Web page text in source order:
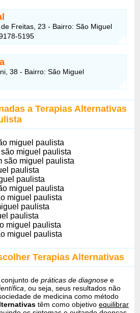
Freitas, 23 - Bairro: São Miguel
5195
38 - Bairro: São Miguel
a Terapias Alternativas
miguel paulista
miguel paulista
são miguel paulista
paulista
paulista
miguel paulista
miguel paulista
paulista
paulista
miguel paulista
miguel paulista
Terapias Alternativas
conjunto depráticas de diagnose e
, ou seja, seus resultados não
de medicina como método
têm como objetivoequilibrar